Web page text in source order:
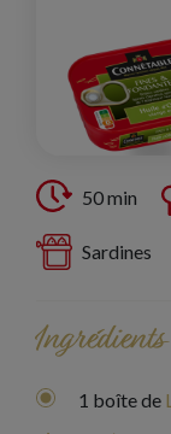
50 min
Sardines
Ingrédients
1 boîte de